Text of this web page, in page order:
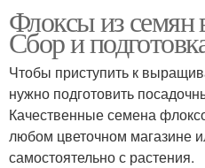
Флоксы из
Сбор и
Чтобы приступить к
нужно подготовить
Качественные семена
любом цветочном магазине
самостоятельно с растения.